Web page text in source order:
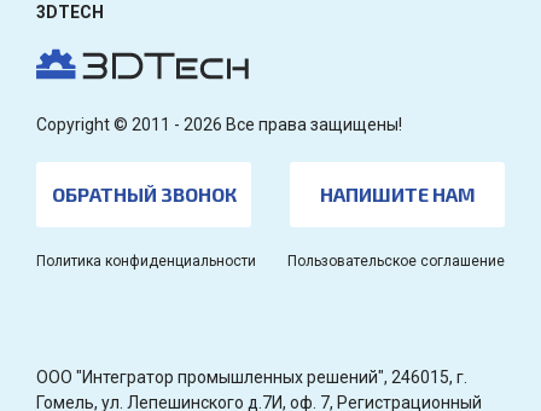
3DTECH
Copyright © 2011 - 2026 Все права защищены!
ОБРАТНЫЙ ЗВОНОК НАПИШИТЕ НАМ
Политика конфиденциальности Пользовательское соглашение
OOO "Интегратор промышленных решений", 246015, г.
Гомель, ул. Лепешинского д.7И, оф. 7, Регистрационный